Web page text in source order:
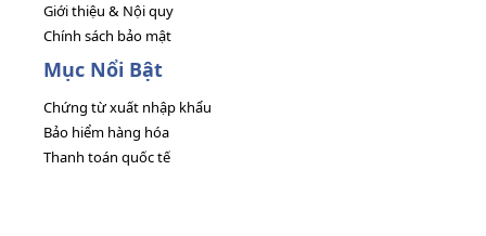
Giới thiệu & Nội quy
Chính sách bảo mật
Mục Nổi Bật
Chứng từ xuất nhập khẩu
Bảo hiểm hàng hóa
Thanh toán quốc tế